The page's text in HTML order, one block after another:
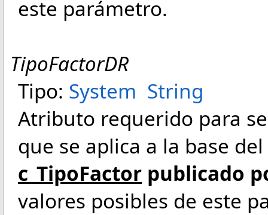
este parámetro.
TipoFactorDR
Tipo: System String
Atributo requerido para
que se aplica a la base
c_TipoFactor publicado
valores posibles de este